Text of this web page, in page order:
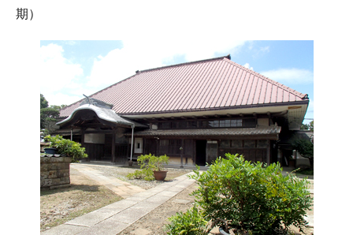
期）